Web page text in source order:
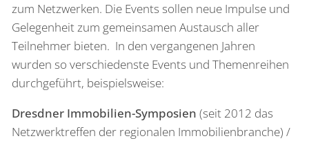
zum Netzwerken. Die Events sollen neue Impulse und
Gelegenheit zum gemeinsamen Austausch aller
Teilnehmer bieten. In den vergangenen Jahren
wurden so verschiedenste Events und Themenreihen
durchgeführt, beispielsweise:
Dresdner Immobilien-Symposien (seit 2012 das
Netzwerktreffen der regionalen Immobilienbranche) /